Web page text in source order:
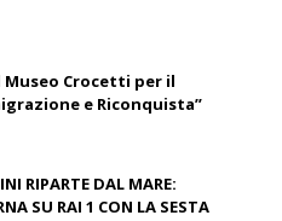
Museo Crocetti per il
e Riconquista”
RIPARTE DAL MARE:
SU RAI 1 CON LA SESTA